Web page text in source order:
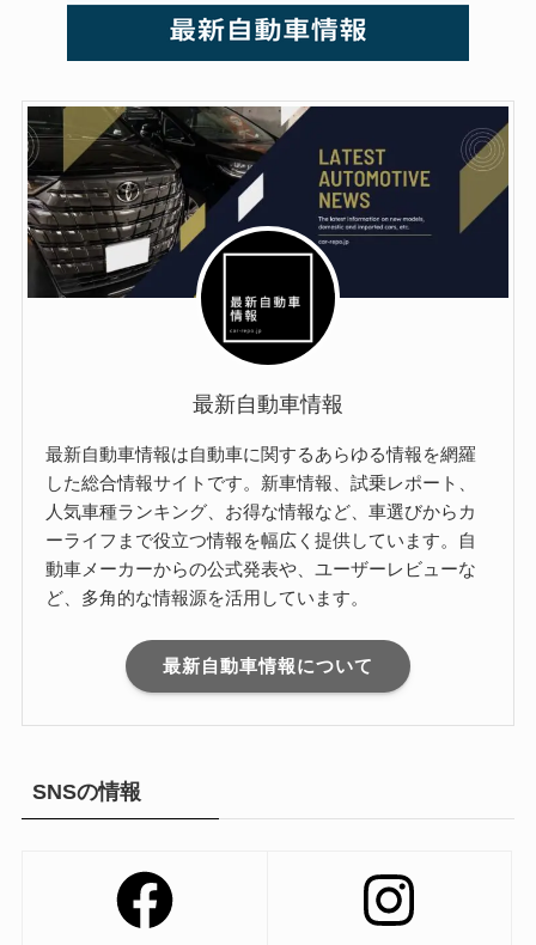
最新自動車情報
最新自動車情報は自動車に関するあらゆる情報を網羅
した総合情報サイトです。新車情報、試乗レポート、
人気車種ランキング、お得な情報など、車選びからカ
ーライフまで役立つ情報を幅広く提供しています。自
動車メーカーからの公式発表や、ユーザーレビューな
ど、多角的な情報源を活用しています。
最新自動車情報について
SNSの情報